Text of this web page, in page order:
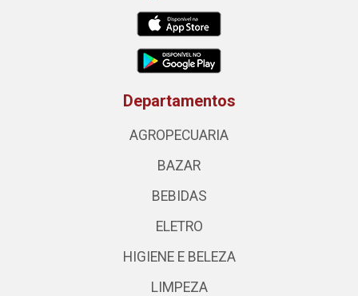
Departamentos
AGROPECUARIA
BAZAR
BEBIDAS
ELETRO
HIGIENE E BELEZA
LIMPEZA